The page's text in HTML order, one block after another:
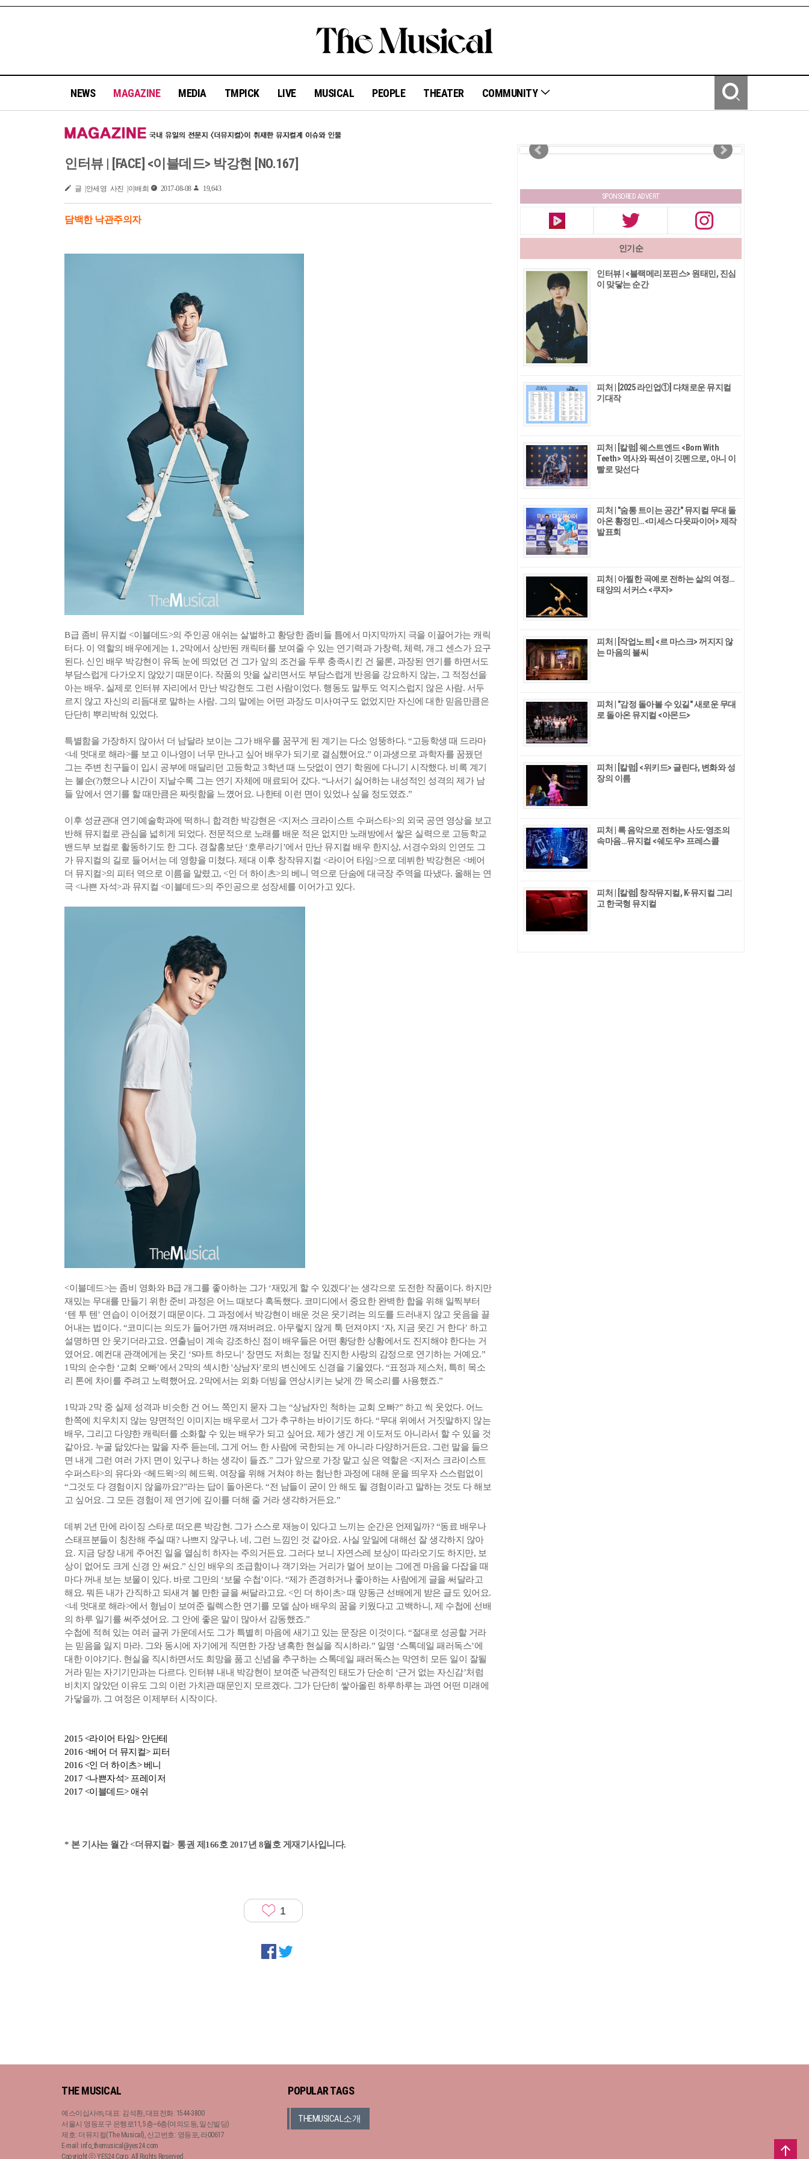
NEWS MAGAZINE MEDIA TMPICK LIVE MUSICAL PEOPLE THEATER COMMUNITY
인터뷰 | [FACE] <이블데드> 박강현 [NO.167]
글 |안세영 사진 |이배희 2017-08-08 19,643
담백한 낙관주의자
B급 좀비 뮤지컬 <이블데드>의 주인공 애쉬는 살벌하고 황당한 좀비들 틈에서 마지막까지 극을 이끌어가는 캐릭
터다. 이 역할의 배우에게는 1, 2막에서 상반된 캐릭터를 보여줄 수 있는 연기력과 가창력, 체력, 개그 센스가 요구
된다. 신인 배우 박강현이 유독 눈에 띄었던 건 그가 앞의 조건을 두루 충족시킨 건 물론, 과장된 연기를 하면서도
부담스럽게 다가오지 않았기 때문이다. 작품의 맛을 살리면서도 부담스럽게 반응을 강요하지 않는, 그 적정선을
아는 배우. 실제로 인터뷰 자리에서 만난 박강현도 그런 사람이었다. 행동도 말투도 억지스럽지 않은 사람. 서두
르지 않고 자신의 리듬대로 말하는 사람. 그의 말에는 어떤 과장도 미사여구도 없었지만 자신에 대한 믿음만큼은
단단히 뿌리박혀 있었다.
특별함을 가장하지 않아서 더 남달라 보이는 그가 배우를 꿈꾸게 된 계기는 다소 엉뚱하다. “고등학생 때 드라마
<네 멋대로 해라>를 보고 이나영이 너무 만나고 싶어 배우가 되기로 결심했어요.” 이과생으로 과학자를 꿈꿨던
그는 주변 친구들이 입시 공부에 매달리던 고등학교 3학년 때 느닷없이 연기 학원에 다니기 시작했다. 비록 계기
는 불순(?)했으나 시간이 지날수록 그는 연기 자체에 매료되어 갔다. “나서기 싫어하는 내성적인 성격의 제가 남
들 앞에서 연기를 할 때만큼은 짜릿함을 느꼈어요. 나한테 이런 면이 있었나 싶을 정도였죠.”
이후 성균관대 연기예술학과에 떡하니 합격한 박강현은 <지저스 크라이스트 수퍼스타>의 외국 공연 영상을 보고
반해 뮤지컬로 관심을 넓히게 되었다. 전문적으로 노래를 배운 적은 없지만 노래방에서 쌓은 실력으로 고등학교
밴드부 보컬로 활동하기도 한 그다. 경찰홍보단 ‘호루라기’에서 만난 뮤지컬 배우 한지상, 서경수와의 인연도 그
가 뮤지컬의 길로 들어서는 데 영향을 미쳤다. 제대 이후 창작뮤지컬 <라이어 타임>으로 데뷔한 박강현은 <베어
더 뮤지컬>의 피터 역으로 이름을 알렸고, <인 더 하이츠>의 베니 역으로 단숨에 대극장 주역을 따냈다. 올해는 연
극 <나쁜 자석>과 뮤지컬 <이블데드>의 주인공으로 성장세를 이어가고 있다.
<이블데드>는 좀비 영화와 B급 개그를 좋아하는 그가 ‘재밌게 할 수 있겠다’는 생각으로 도전한 작품이다. 하지만
재밌는 무대를 만들기 위한 준비 과정은 어느 때보다 혹독했다. 코미디에서 중요한 완벽한 합을 위해 일찍부터
‘텐 투 텐’ 연습이 이어졌기 때문이다. 그 과정에서 박강현이 배운 것은 웃기려는 의도를 드러내지 않고 웃음을 끌
어내는 법이다. “코미디는 의도가 들어가면 깨져버려요. 아무렇지 않게 툭 던져야지 ‘자, 지금 웃긴 거 한다’ 하고
설명하면 안 웃기더라고요. 연출님이 계속 강조하신 점이 배우들은 어떤 황당한 상황에서도 진지해야 한다는 거
였어요. 예컨대 관객에게는 웃긴 ‘S마트 하모니’ 장면도 저희는 정말 진지한 사랑의 감정으로 연기하는 거예요.”
1막의 순수한 ‘교회 오빠’에서 2막의 섹시한 '상남자’로의 변신에도 신경을 기울였다. “표정과 제스처, 특히 목소
리 톤에 차이를 주려고 노력했어요. 2막에서는 외화 더빙을 연상시키는 낮게 깐 목소리를 사용했죠.”
1막과 2막 중 실제 성격과 비슷한 건 어느 쪽인지 묻자 그는 “상남자인 척하는 교회 오빠?” 하고 씩 웃었다. 어느
한쪽에 치우치지 않는 양면적인 이미지는 배우로서 그가 추구하는 바이기도 하다. “무대 위에서 거짓말하지 않는
배우, 그리고 다양한 캐릭터를 소화할 수 있는 배우가 되고 싶어요. 제가 생긴 게 이도저도 아니라서 할 수 있을 것
같아요. 누굴 닮았다는 말을 자주 듣는데, 그게 어느 한 사람에 국한되는 게 아니라 다양하거든요. 그런 말을 들으
면 내게 그런 여러 가지 면이 있구나 하는 생각이 들죠.” 그가 앞으로 가장 맡고 싶은 역할은 <지저스 크라이스트
수퍼스타>의 유다와 <헤드윅>의 헤드윅. 여장을 위해 거쳐야 하는 험난한 과정에 대해 운을 띄우자 스스럼없이
“그것도 다 경험이지 않을까요?”라는 답이 돌아온다. “전 남들이 굳이 안 해도 될 경험이라고 말하는 것도 다 해보
고 싶어요. 그 모든 경험이 제 연기에 깊이를 더해 줄 거라 생각하거든요.”
데뷔 2년 만에 라이징 스타로 떠오른 박강현. 그가 스스로 재능이 있다고 느끼는 순간은 언제일까? “동료 배우나
스태프분들이 칭찬해 주실 때? 나쁘지 않구나. 네, 그런 느낌인 것 같아요. 사실 앞일에 대해선 잘 생각하지 않아
요. 지금 당장 내게 주어진 일을 열심히 하자는 주의거든요. 그러다 보니 자연스레 보상이 따라오기도 하지만, 보
상이 없어도 크게 신경 안 써요.” 신인 배우의 조급함이나 객기와는 거리가 멀어 보이는 그에겐 마음을 다잡을 때
마다 꺼내 보는 보물이 있다. 바로 그만의 ‘보물 수첩’이다. “제가 존경하거나 좋아하는 사람에게 글을 써달라고
해요. 뭐든 내가 간직하고 되새겨 볼 만한 글을 써달라고요. <인 더 하이츠> 때 양동근 선배에게 받은 글도 있어요.
<네 멋대로 해라>에서 형님이 보여준 릴렉스한 연기를 모델 삼아 배우의 꿈을 키웠다고 고백하니, 제 수첩에 선배
의 하루 일기를 써주셨어요. 그 안에 좋은 말이 많아서 감동했죠.”
수첩에 적혀 있는 여러 글귀 가운데서도 그가 특별히 마음에 새기고 있는 문장은 이것이다. “절대로 성공할 거라
는 믿음을 잃지 마라. 그와 동시에 자기에게 직면한 가장 냉혹한 현실을 직시하라.” 일명 ‘스톡데일 패러독스’에
대한 이야기다. 현실을 직시하면서도 희망을 품고 신념을 추구하는 스톡데일 패러독스는 막연히 모든 일이 잘될
거라 믿는 자기기만과는 다르다. 인터뷰 내내 박강현이 보여준 낙관적인 태도가 단순히 ‘근거 없는 자신감’처럼
비치지 않았던 이유도 그의 이런 가치관 때문인지 모르겠다. 그가 단단히 쌓아올린 하루하루는 과연 어떤 미래에
가닿을까. 그 여정은 이제부터 시작이다.
2015 <라이어 타임> 안단테
2016 <베어 더 뮤지컬> 피터
2016 <인 더 하이츠> 베니
2017 <나쁜자석> 프레이저
2017 <이블데드> 애쉬
* 본 기사는 월간 <더뮤지컬> 통권 제166호 2017년 8월호 게재기사입니다.
1
SPONSORED ADVERT
인기순
인터뷰 | <블랙메리포핀스> 원태민, 진심
이 맞닿는 순간
피처 | [2025 라인업①] 다채로운 뮤지컬
기대작
피처 | [칼럼] 웨스트엔드 <Born With
Teeth> 역사와 픽션이 깃펜으로, 아니 이
빨로 맞선다
피처 | "숨통 트이는 공간" 뮤지컬 무대 돌
아온 황정민…<미세스 다웃파이어> 제작
발표회
피처 | 아찔한 곡예로 전하는 삶의 여정…
태양의 서커스 <쿠자>
피처 | [작업노트] <르 마스크> 꺼지지 않
는 마음의 불씨
피처 | "감정 돌아볼 수 있길" 새로운 무대
로 돌아온 뮤지컬 <아몬드>
피처 | [칼럼] <위키드> 글린다, 변화와 성
장의 이름
피처 | 록 음악으로 전하는 사도∙영조의
속마음…뮤지컬 <쉐도우> 프레스콜
피처 | [칼럼] 창작뮤지컬, K-뮤지컬 그리
고 한국형 뮤지컬
THE MUSICAL
예스이십사㈜, 대표: 김석환, 대표전화: 1544-3800
서울시 영등포구 은행로11, 5층~6층(여의도동, 일신빌딩)
제호: 더뮤지컬(The Musical), 신고번호: 영등포, 라00617
E-mail: info_themusical@yes24.com
Copyright ⓒ YES24 Corp. All Rights Reserved.
POPULAR TAGS
THEMUSICAL소개